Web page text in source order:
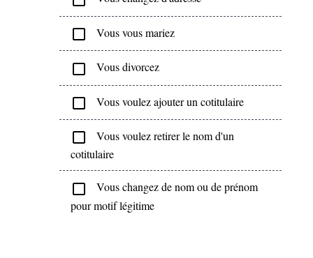
check_box_outline_blank Vous vous mariez
check_box_outline_blank Vous divorcez
check_box_outline_blank Vous voulez ajouter un cotitulaire
check_box_outline_blank
Vous voulez retirer le nom d'un
cotitulaire
check_box_outline_blank
Vous changez de nom ou de prénom
pour motif légitime